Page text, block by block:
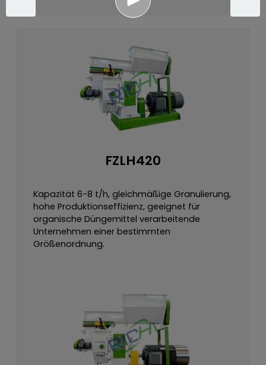
FZLH420
Kapazität 6-8 t/h, gleichmäßige Granulierung,
hohe Produktionseffizienz, geeignet für
organische Düngemittel verarbeitende
Unternehmen einer bestimmten
Größenordnung.